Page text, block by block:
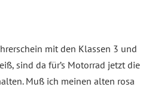
mit den Klassen 3 und
sind da für’s Motorrad jetzt die
Muß ich meinen alten rosa